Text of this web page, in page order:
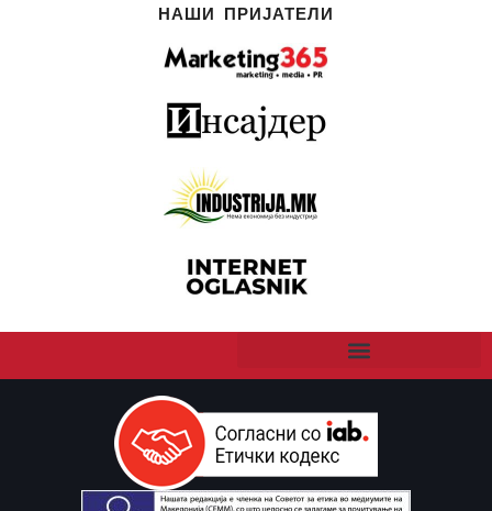
НАШИ ПРИЈАТЕЛИ